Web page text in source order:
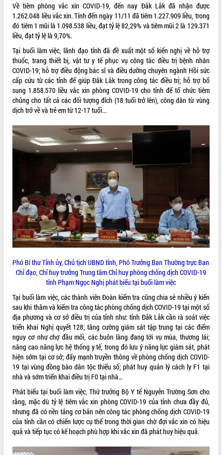
vụ 6 tháng cuối năm 2026
Kỳ họp thứ Hai, Hội đồng nhân dân
tỉnh khóa XI quyết nghị nhiều nội dung
quan trọng
Bí thư Tỉnh ủy Lương Nguyễn Minh
Triết thăm, tặng quà người có công với
cách mạng
Rà soát, hoàn thiện hệ thống thiết chế
văn hóa, thể thao đáp ứng yêu cầu
phát triển mới
mặt Đoàn chuyên gia y tế TP. Hồ Chí
Minh
Lễ truy điệu và an táng hài cốt liệt sĩ
Bàn giải pháp tháo gỡ khó khăn trong
xuất khẩu sầu riêng và triển khai quy
định EUDR
Thứ trưởng Bộ Nông nghiệp và Môi
trường Nguyễn Hoàng Hiệp khảo sát
vùng trồng và doanh nghiệp đóng gói
sầu riêng tại Đắk Lắk
Trình diễn nghệ thuật chế biến các
món ăn từ sầu riêng
Đắk Lắk công bố Quy hoạch và xúc
tiến đầu tư tỉnh
Ngành cá ngừ Đắk Lắk chủ động thích
ứng để giữ vững thị trường xuất khẩu
Diễn đàn Kinh tế tư nhân Việt Nam đột
phá cơ chế - Hợp tác công tư
Đề án 06 tạo bước ngoặt đột phá trong
cải cách hành chính tỉnh Đắk Lắk
Kết nối tour, đẩy mạnh chuyển đổi số
để phát triển du lịch Đắk Lắk
Khởi động Dự án Đầu tư xây dựng hạ
tầng kỹ thuật Cụm công nghiệp Tân
Tiến
Gặp mặt các cơ quan báo chí nhân Kỷ
niệm 101 năm Ngày Báo chí Cách
mạng Việt Nam
Đắk Lắk sơ kết 4 năm triển khai thực
LIÊN KẾT WEB
Hôm nay: 10369
Tất cả: 66123483
Về tiêm phòng vắc xin COVID-19, đến nay Đắk Lắk đã nhận được
1.262.048 liều vắc xin. Tính đến ngày 11/11 đã tiêm 1.227.909 liều, trong
đó tiêm 1 mũi là 1.098.538 liều, đạt tỷ lệ 82,29% và tiêm mũi 2 là 129.371
liều, đạt tỷ lệ là 9,70%.
Tại buổi làm việc, lãnh đạo tỉnh đã đề xuất một số kiến nghị về hỗ trợ
thuốc, trang thiết bị, vật tư y tế phục vụ công tác điều trị bệnh nhân
COVID-19; hỗ trợ điều động bác sĩ và điều dưỡng chuyên ngành Hồi sức
cấp cứu từ các tỉnh để giúp Đắk Lắk trong công tác điều trị; hỗ trợ bổ
sung 1.858.570 liều vắc xin phòng COVID-19 cho tỉnh để tổ chức tiêm
chủng cho tất cả các đối tượng đích (18 tuổi trở lên), công dân từ vùng
dịch trở về và trẻ em từ 12-17 tuổi...
Phó Bí thư Tỉnh ủy, Chủ tịch UBND tỉnh, Phó Trưởng Ban Thường trực Ban
Chỉ đạo, Chỉ huy trưởng Trung tâm Chỉ huy phòng chống dịch COVID-19
tỉnh Phạm Ngọc Nghị phát biểu tại buổi làm việc
Tại buổi làm việc, các thành viên Đoàn kiểm tra cũng chia sẻ nhiều ý kiến
sau khi thăm và kiểm tra công tác phòng chống dịch COVID-19 tại một số
địa phương và cơ sở điều trị của tỉnh như: tỉnh Đắk Lắk cần rà soát việc
triển khai Nghị quyết 128; tăng cường giám sát tập trung tại các điểm
nguy cơ như chợ đầu mối, các buôn làng đang tới vụ mùa, thương lái;
nâng cao năng lực hệ thống y tế, trong đó lưu ý năng lực giám sát, phát
hiện sớm tại cơ sở; đẩy mạnh truyền thông về phòng chống dịch COVID-
19 tại vùng đồng bào dân tộc thiểu số; phát huy quản lý cách ly F1 tại
nhà và sớm triển khai điều trị F0 tại nhà…
Phát biểu tại buổi làm việc, Thứ trưởng Bộ Y tế Nguyễn Trường Sơn cho
rằng, mặc dù tỷ lệ tiêm vắc xin phòng COVID-19 của tỉnh chưa đầy đủ,
nhưng đã có nền tảng cơ bản nên công tác phòng chống dịch COVID-19
của tỉnh cần có chiến lược cụ thể trong thời gian chờ đợi vắc xin có hiệu
quả và tiếp tục có kế hoạch phù hợp khi vắc xin đã phát huy hiệu quả.